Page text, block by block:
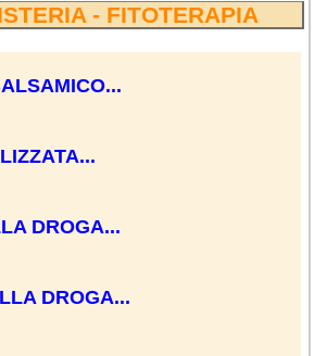
- FITOTERAPIA
DROGA...
DROGA...